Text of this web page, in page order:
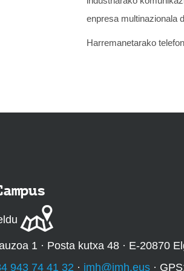
enpresa multinazionala
Harremanetarako
1 · Posta kutxa 48 · E-20870
943 74 41 32 · imh@imh.eus ·